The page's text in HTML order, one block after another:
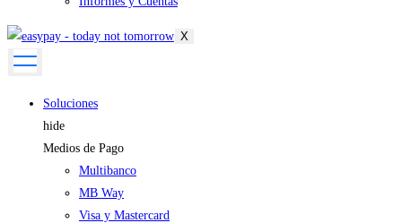
X
Soluciones
hide
Medios de Pago
Multibanco
MB Way
Visa y Mastercard